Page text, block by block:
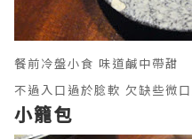
餐前冷盤小食 味道鹹中帶甜
不過入口過於腍軟 欠缺些微
小籠包